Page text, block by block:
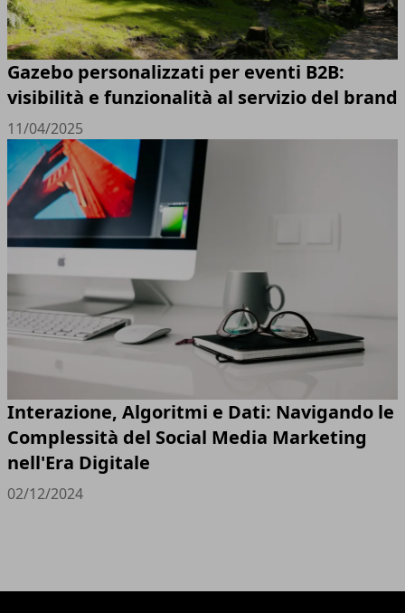
Gazebo personalizzati per eventi B2B:
visibilità e funzionalità al servizio del brand
11/04/2025
Interazione, Algoritmi e Dati: Navigando le
Complessità del Social Media Marketing
nell'Era Digitale
02/12/2024